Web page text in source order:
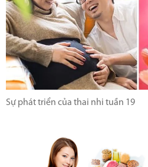
Sự phát triển của thai nhi tuần 19